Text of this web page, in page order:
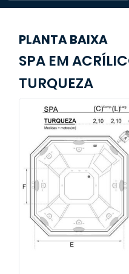
PLANTA BAIXA
SPA EM
TURQUEZA